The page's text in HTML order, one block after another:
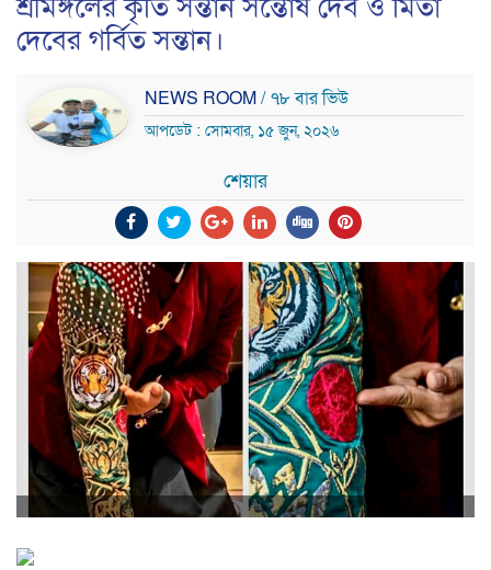
শ্রীমঙ্গলের কৃতি সন্তান সন্তোষ দেব ও মিতা
দেবের গর্বিত সন্তান।
NEWS ROOM/ ৭৮ বার ভিউ
আপডেট : সোমবার, ১৫ জুন, ২০২৬
শেয়ার